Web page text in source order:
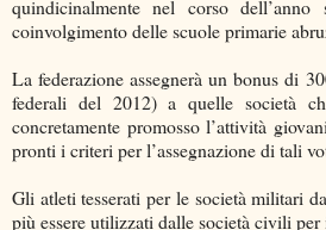
quindicinalmente nel corso
coinvolgimento delle scuole primarie
La federazione assegnerà un bonus di
federali del 2012) a quelle società
concretamente promosso l’attività
pronti i criteri per l’assegnazione di tali
Gli atleti tesserati per le società militari
più essere utilizzati dalle società civili